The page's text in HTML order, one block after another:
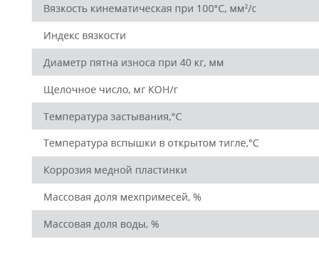
Каталог
О компании
Контроль качества
Где купить
Контакты
+7 (499) 558-3313